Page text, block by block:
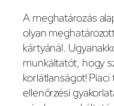
A meghatározás
olyan
kártyánál.
munkáltatót, hogy
korlátlanságot!
ellenőrzési